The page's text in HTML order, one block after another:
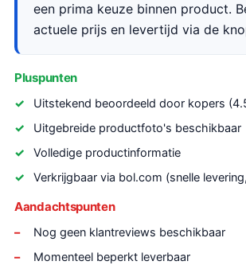
een prima keuze binnen product.
actuele prijs en levertijd via de
Pluspunten
Uitstekend beoordeeld door kopers
Uitgebreide productfoto's beschikbaar
Volledige productinformatie
Verkrijgbaar via bol.com (snelle
Aandachtspunten
Nog geen klantreviews beschikbaar
Momenteel beperkt leverbaar